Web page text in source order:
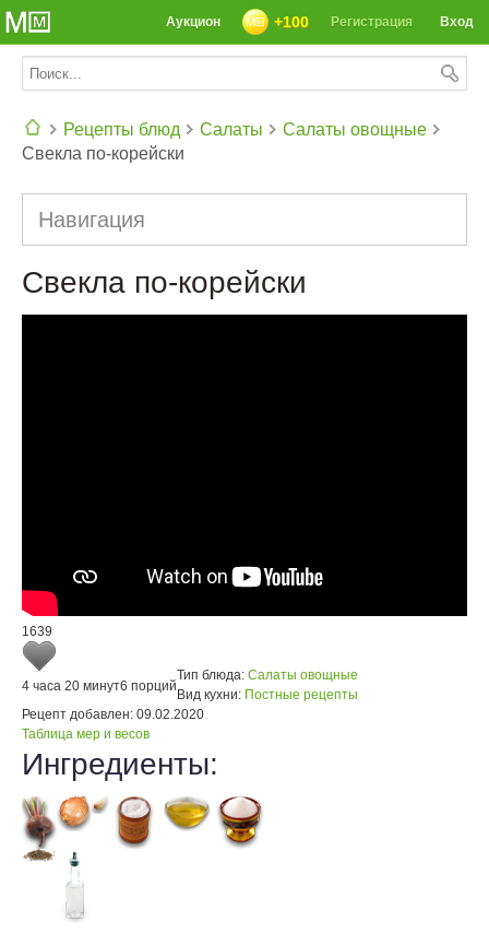
Вход
Регистрация
+100
Аукцион
Рецепты блюд Салаты
Салаты овощные
Свекла по-корейски
Навигация
Свекла по-корейски
1639
4 часа 20 минут6 порций
Тип блюда: Салаты овощные
Вид кухни: Постные рецепты
Рецепт добавлен: 09.02.2020
Таблица мер и весов
Ингредиенты: